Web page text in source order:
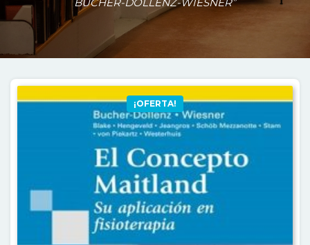
¡OFERTA!